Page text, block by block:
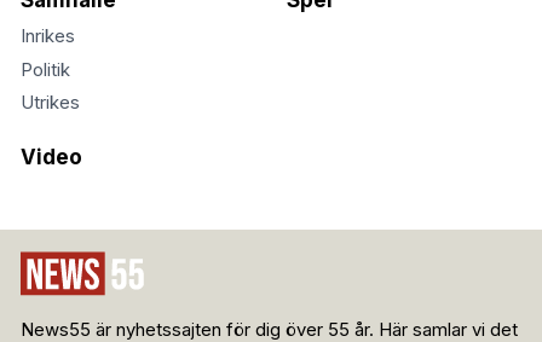
Inrikes
Politik
Utrikes
Video
News55 är nyhetssajten för dig över 55 år. Här samlar vi det